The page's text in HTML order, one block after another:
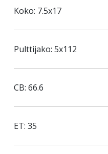
Koko: 7.5x17
Pulttijako: 5x112
CB: 66.6
ET: 35